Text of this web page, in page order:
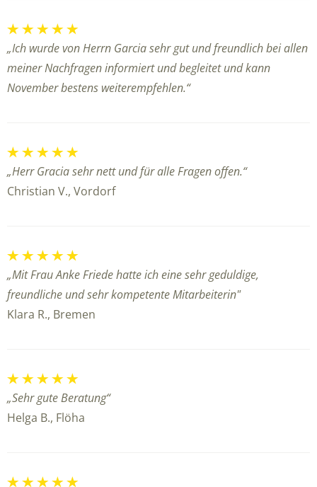
„Ich wurde von Herrn Garcia sehr gut und freundlich bei allen
meiner Nachfragen informiert und begleitet und kann
November bestens weiterempfehlen.“
„Herr Gracia sehr nett und für alle Fragen offen.“
Christian V., Vordorf
„Mit Frau Anke Friede hatte ich eine sehr geduldige,
freundliche und sehr kompetente Mitarbeiterin"
Klara R., Bremen
„Sehr gute Beratung“
Helga B., Flöha